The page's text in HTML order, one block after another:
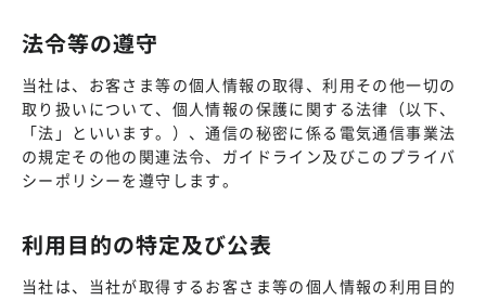
法令等の遵守
当社は、お客さま等の個人情報の取得、利用その他一切の
取り扱いについて、個人情報の保護に関する法律（以下、
「法」といいます。）、通信の秘密に係る電気通信事業法
の規定その他の関連法令、ガイドライン及びこのプライバ
シーポリシーを遵守します。
利用目的の特定及び公表
当社は、当社が取得するお客さま等の個人情報の利用目的